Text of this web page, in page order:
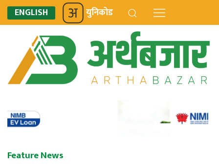
ENGLISH युनिकोड
Feature News